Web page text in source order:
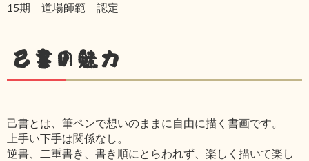
15期 道場師範 認定
己書の魅力
己書とは、筆ペンで想いのままに自由に描く書画です。
上手い下手は関係なし。
逆書、二重書き、書き順にとらわれず、楽しく描いて楽し